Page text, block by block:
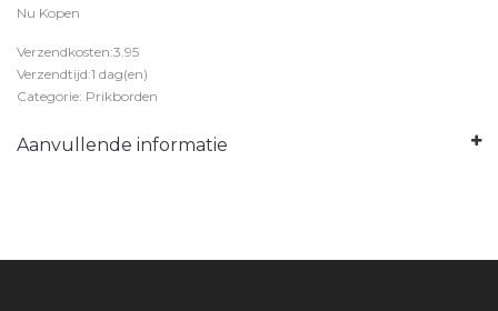
Nu Kopen
Verzendkosten:3.95
Verzendtijd:1 dag(en)
Categorie: Prikborden
Aanvullende informatie